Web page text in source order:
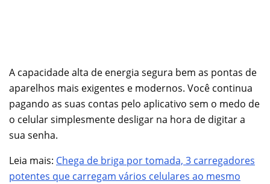
A capacidade alta de energia segura bem as pontas de
aparelhos mais exigentes e modernos. Você continua
pagando as suas contas pelo aplicativo sem o medo de
o celular simplesmente desligar na hora de digitar a
sua senha.
Leia mais: Chega de briga por tomada, 3 carregadores
potentes que carregam vários celulares ao mesmo